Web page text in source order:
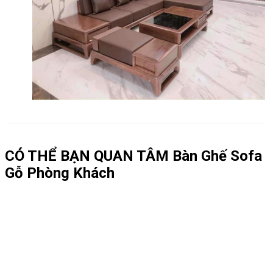
CÓ THỂ BẠN QUAN TÂM Bàn Ghế Sofa
Gỗ Phòng Khách